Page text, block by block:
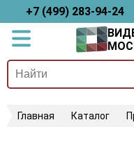
+7 (499) 283-94-24
Главная Каталог